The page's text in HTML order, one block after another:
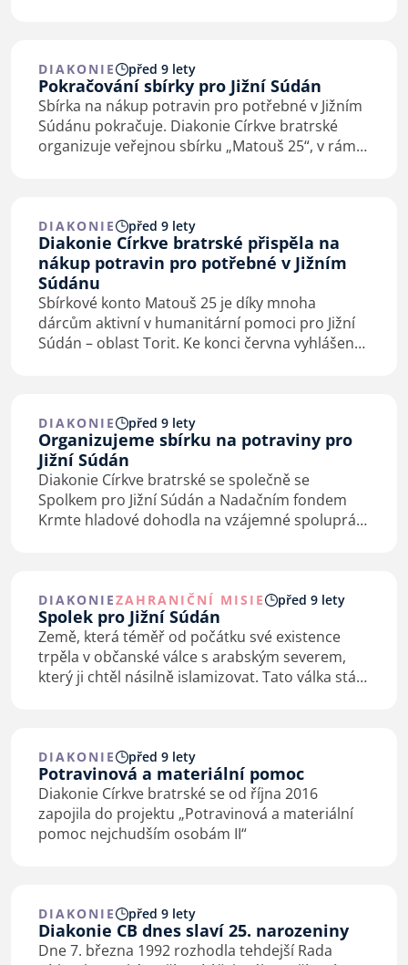
DIAKONIE před 9 lety
Pokračování sbírky pro Jižní Súdán
Sbírka na nákup potravin pro potřebné v Jižním
Súdánu pokračuje. Diakonie Církve bratrské
organizuje veřejnou sbírku „Matouš 25“, v rámci
DIAKONIE před 9 lety
Diakonie Církve bratrské přispěla na
nákup potravin pro potřebné v Jižním
Súdánu
Sbírkové konto Matouš 25 je díky mnoha
dárcům aktivní v humanitární pomoci pro Jižní
Súdán – oblast Torit. Ke konci června vyhlášený
DIAKONIE před 9 lety
Organizujeme sbírku na potraviny pro
Jižní Súdán
Diakonie Církve bratrské se společně se
Spolkem pro Jižní Súdán a Nadačním fondem
Krmte hladové dohodla na vzájemné spolupráci
DIAKONIEZAHRANIČNÍ MISIE před 9 lety
Spolek pro Jižní Súdán
Země, která téměř od počátku své existence
trpěla v občanské válce s arabským severem,
který ji chtěl násilně islamizovat. Tato válka stála
DIAKONIE před 9 lety
Potravinová a materiální pomoc
Diakonie Církve bratrské se od října 2016
zapojila do projektu „Potravinová a materiální
pomoc nejchudším osobám II“
DIAKONIE před 9 lety
Diakonie CB dnes slaví 25. narozeniny
Dne 7. března 1992 rozhodla tehdejší Rada